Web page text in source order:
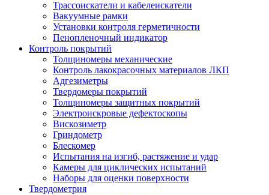
Трассоискатели и кабелеискатели
Вакуумные рамки
Установки контроля герметичности
Пенопленочный индикатор
Контроль покрытий
Толщиномеры механические
Контроль лакокрасочных материалов ЛКП
Адгезиметры
Твердомеры покрытий
Толщиномеры защитных покрытий
Электроискровые дефектоскопы
Вискозиметр
Гриндометр
Блескомер
Испытания на изгиб, растяжение и удар
Камеры для циклических испытаний
Наборы для оценки поверхности
Твердометрия